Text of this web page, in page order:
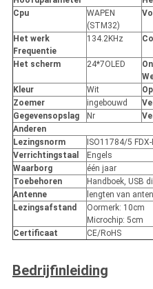
Cpu
WAPEN
(STM32)
Het werk
Frequentie
134.2KHz
Het scherm 24*7OLED
Kleur Wit
Zoemer
ingebouwd
Gegevensopslag
Nr
Anderen
Lezingsnorm
ISO11784/5
Verrichtingstaal
Engels
Waarborg
één jaar
Toebehoren
Handboek, USB
Antenne
lengten van
Lezingsafstand
Oormerk: 10cm
Microchip: 5cm
Certificaat
CE/RoHS
Bedrijfinleiding